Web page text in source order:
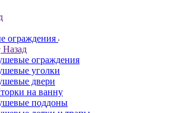
ограждения
Назад
ограждения
уголки
двери
на ванну
поддоны